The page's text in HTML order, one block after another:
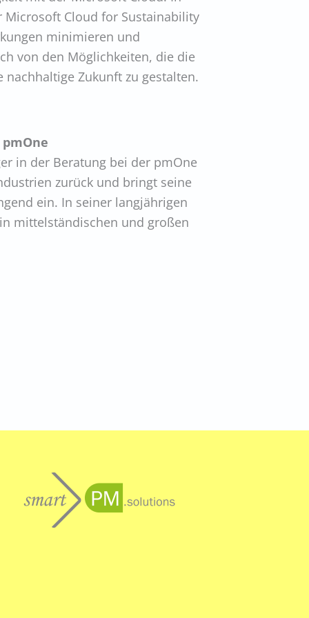
Microsoft Cloud for Sustainability
minimieren und
von den Möglichkeiten, die die
Zukunft zu gestalten.
in der Beratung bei der pmOne
zurück und bringt seine
ein. In seiner langjährigen
mittelständischen und großen